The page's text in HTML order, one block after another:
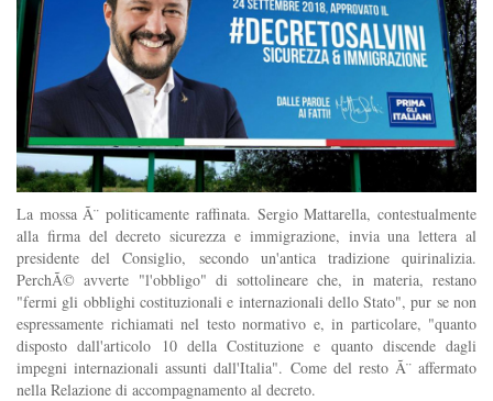
La mossa Ã¨ politicamente raffinata. Sergio Mattarella, contestualmente
alla firma del decreto sicurezza e immigrazione, invia una lettera al
presidente del Consiglio, secondo un'antica tradizione quirinalizia.
PerchÃ© avverte "l'obbligo" di sottolineare che, in materia, restano
"fermi gli obblighi costituzionali e internazionali dello Stato", pur se non
espressamente richiamati nel testo normativo e, in particolare, "quanto
disposto dall'articolo 10 della Costituzione e quanto discende dagli
impegni internazionali assunti dall'Italia". Come del resto Ã¨ affermato
nella Relazione di accompagnamento al decreto.